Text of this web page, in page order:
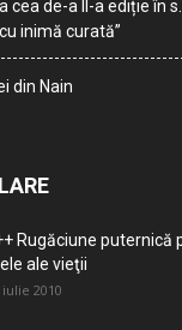
cea de-a II-a ediție în
inimă curată”
din Nain
Rugăciune puternică
ale vieţii
iulie 2010